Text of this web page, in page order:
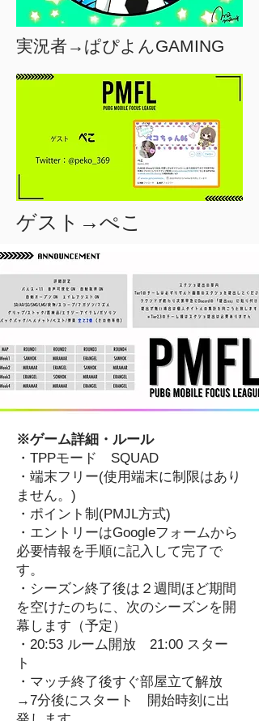
実況者→ぱぴよんGAMING
ゲスト→ぺこ
※ゲーム詳細・ルール
・TPPモード SQUAD
・端末フリー(使用端末に制限はあり
ません。)
・ポイント制(PMJL方式)
・エントリーはGoogleフォームから
必要情報を手順に記入して完了で
す。
・シーズン終了後は２週間ほど期間
を空けたのちに、次のシーズンを開
幕します（予定）
・20:53 ルーム開放 21:00 スター
ト
・マッチ終了後すぐ部屋立て解放
→7分後にスタート 開始時刻に出